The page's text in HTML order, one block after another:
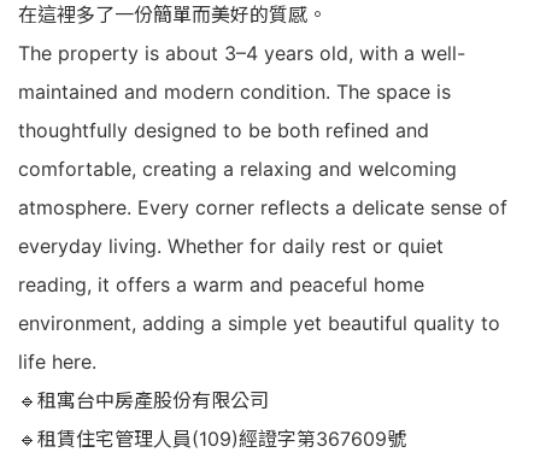
在這裡多了一份簡單而美好的質感。
The property is about 3–4 years old, with a well-
maintained and modern condition. The space is
thoughtfully designed to be both refined and
comfortable, creating a relaxing and welcoming
atmosphere. Every corner reflects a delicate sense of
everyday living. Whether for daily rest or quiet
reading, it offers a warm and peaceful home
environment, adding a simple yet beautiful quality to
life here.
🔹租寓台中房產股份有限公司
🔹租賃住宅管理人員(109)經證字第367609號